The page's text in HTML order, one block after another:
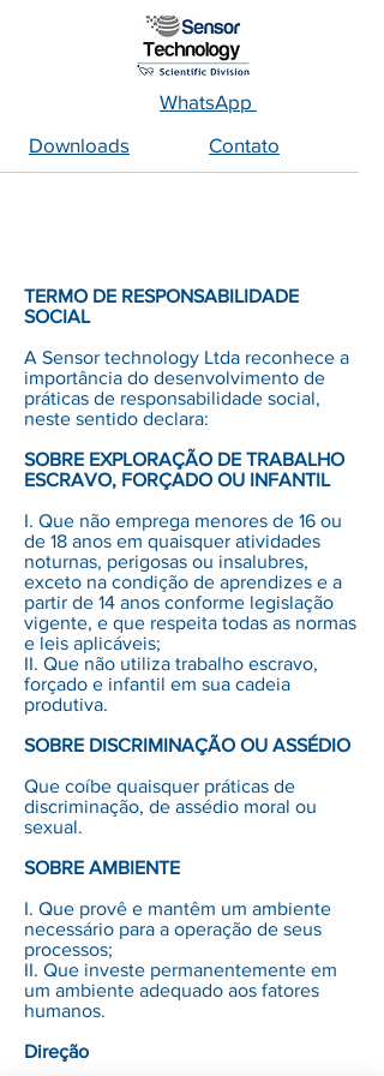
Downloads Contato
WhatsApp
TERMO DE RESPONSABILIDADE
SOCIAL
A Sensor technology Ltda reconhece a
importância do desenvolvimento de
práticas de responsabilidade social,
neste sentido declara:
SOBRE EXPLORAÇÃO DE TRABALHO
ESCRAVO, FORÇADO OU INFANTIL
I. Que não emprega menores de 16 ou
de 18 anos em quaisquer atividades
noturnas, perigosas ou insalubres,
exceto na condição de aprendizes e a
partir de 14 anos conforme legislação
vigente, e que respeita todas as normas
e leis aplicáveis;
II. Que não utiliza trabalho escravo,
forçado e infantil em sua cadeia
produtiva.
SOBRE DISCRIMINAÇÃO OU ASSÉDIO
Que coíbe quaisquer práticas de
discriminação, de assédio moral ou
sexual.
SOBRE AMBIENTE
I. Que provê e mantêm um ambiente
necessário para a operação de seus
processos;
II. Que investe permanentemente em
um ambiente adequado aos fatores
humanos.
Direção